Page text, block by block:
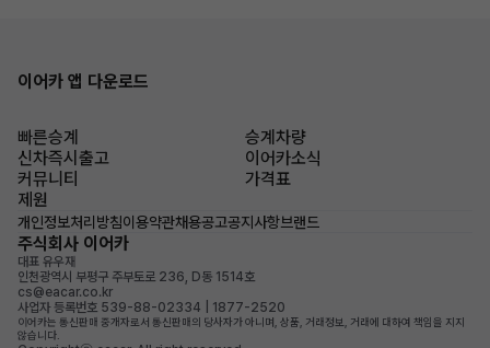
이어카 앱 다운로드
빠른승계
승계차량
신차즉시출고
이어카소식
커뮤니티
가격표
제원
개인정보처리방침이용약관채용공고공지사항브랜드
주식회사 이어카
대표 유우재
인천광역시 부평구 주부토로 236, D동 1514호
cs@eacar.co.kr
사업자 등록번호 539-88-02334 | 1877-2520
이어카는 통신판매 중개자로서 통신판매의 당사자가 아니며, 상품, 거래정보, 거래에 대하여 책임을 지지
않습니다.